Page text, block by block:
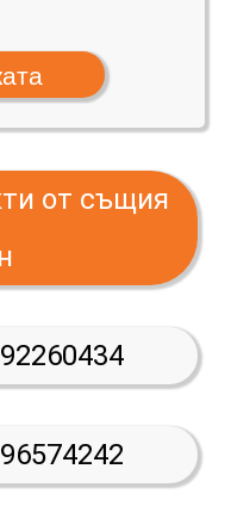
от същия